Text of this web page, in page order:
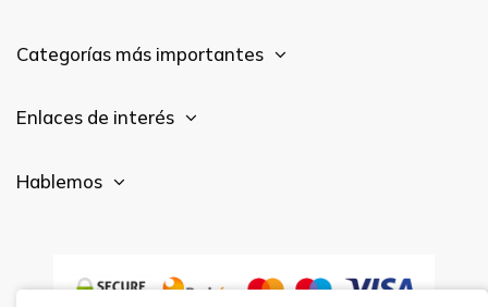
Categorías más importantes
Enlaces de interés
Hablemos